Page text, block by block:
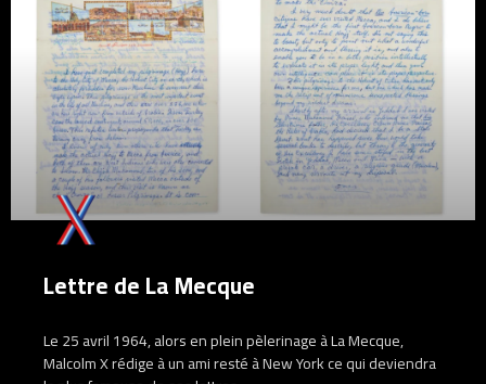
Lettre de La Mecque
Le 25 avril 1964, alors en plein pèlerinage à La Mecque,
Malcolm X rédige à un ami resté à New York ce qui deviendra